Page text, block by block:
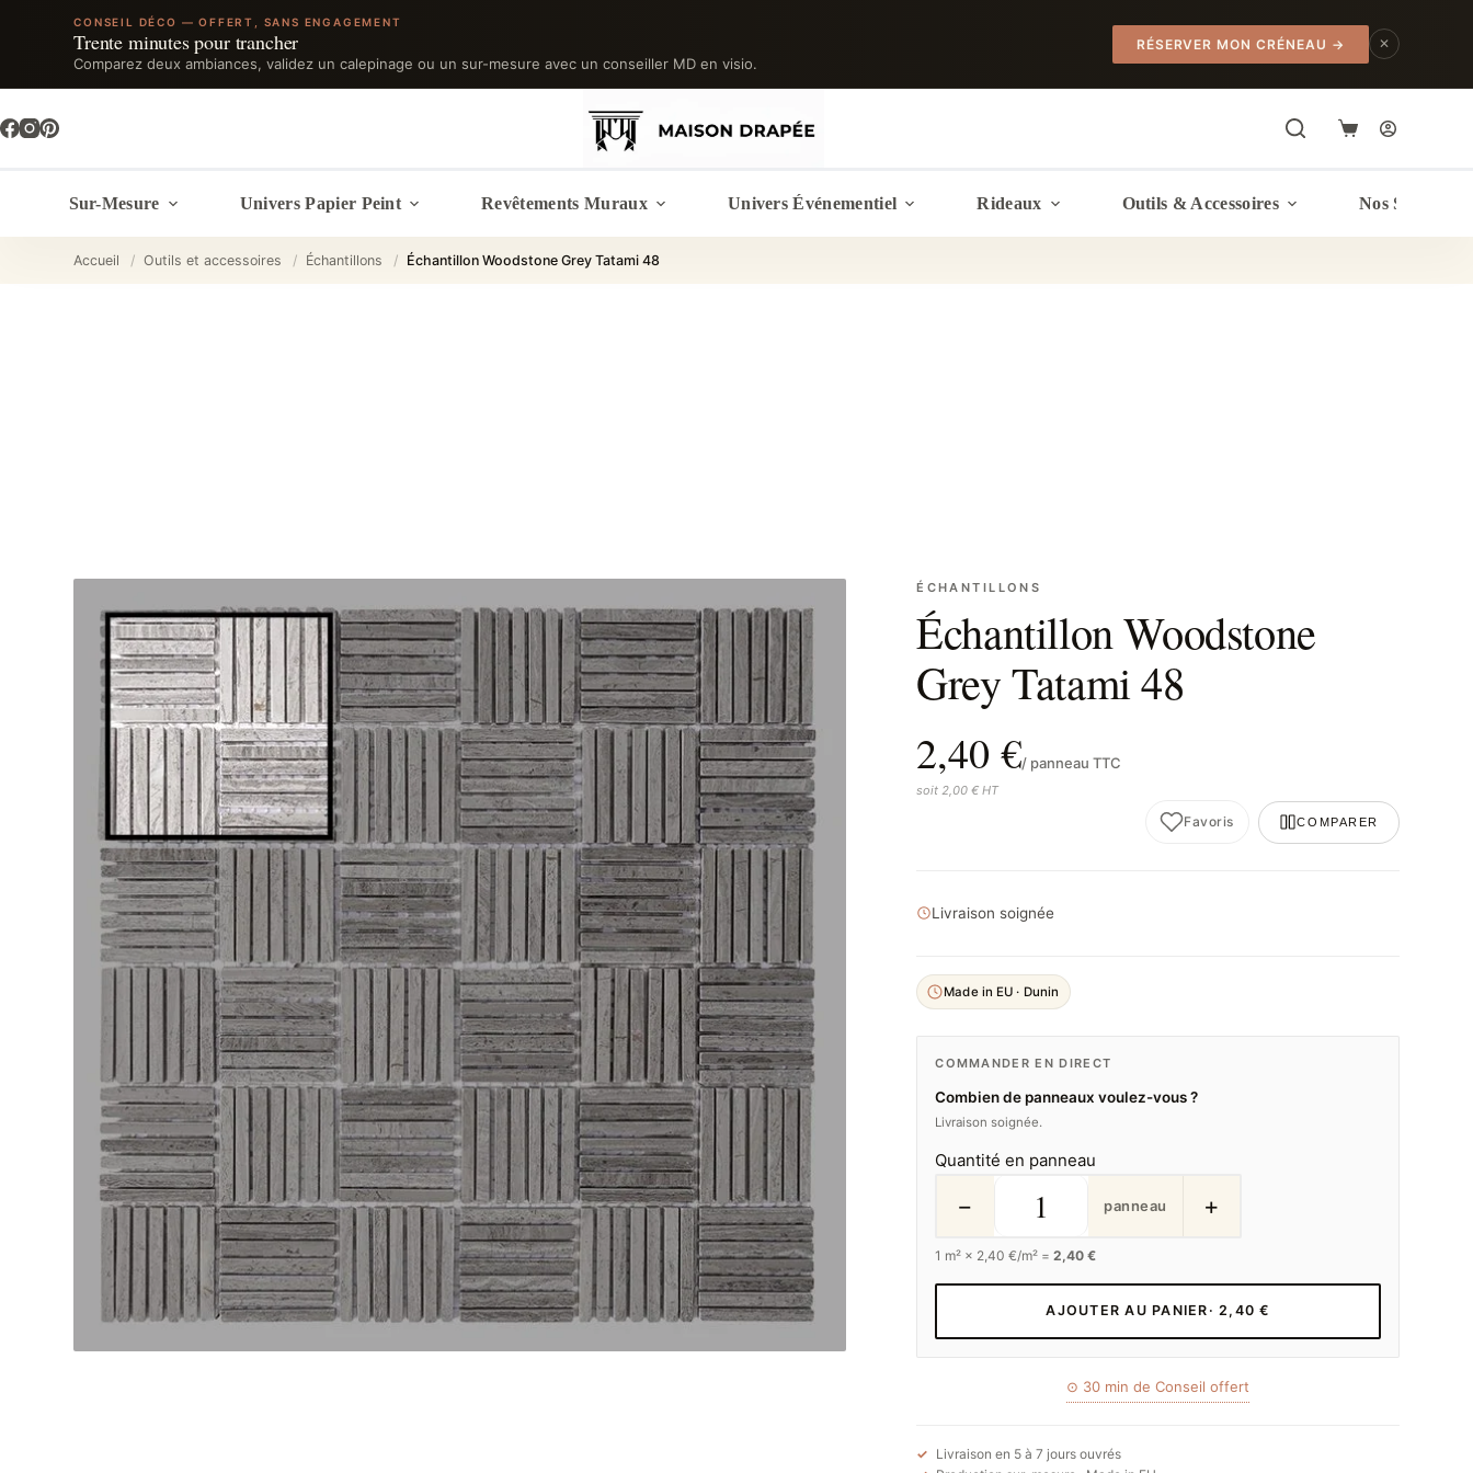
CONSEIL DÉCO — OFFERT, SANS ENGAGEMENT
Trente minutes pour trancher
Comparez deux ambiances, validez un calepinage ou un sur-mesure avec un conseiller MD en visio.
RÉSERVER MON CRÉNEAU → ✕
au
contenu
Panier
Sur-Mesure Univers Papier Peint Revêtements Muraux Univers Événementiel Rideaux Outils & Accessoires Nos Services
Accueil / Outils et accessoires / Échantillons / Échantillon Woodstone Grey Tatami 48
ÉCHANTILLONS
Échantillon Woodstone
Grey Tatami 48
2,40 €/ panneau TTC
soit 2,00 € HT
Favoris COMPARER
Livraison soignée
Made in EU · Dunin
COMMANDER EN DIRECT
Combien de panneaux voulez-vous ?
Livraison soignée.
Quantité en panneau
− panneau +
1 m² × 2,40 €/m² =2,40 €
AJOUTER AU PANIER · 2,40 €
⊙ 30 min de Conseil offert
Livraison en 5 à 7 jours ouvrés